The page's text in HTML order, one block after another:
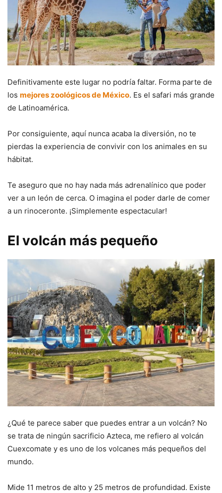
Definitivamente este lugar no podría faltar. Forma parte de
los mejores zoológicos de México. Es el safari más grande
de Latinoamérica.
Por consiguiente, aquí nunca acaba la diversión, no te
pierdas la experiencia de convivir con los animales en su
hábitat.
Te aseguro que no hay nada más adrenalínico que poder
ver a un león de cerca. O imagina el poder darle de comer
a un rinoceronte. ¡Simplemente espectacular!
El volcán más pequeño
¿Qué te parece saber que puedes entrar a un volcán? No
se trata de ningún sacrificio Azteca, me refiero al volcán
Cuexcomate y es uno de los volcanes más pequeños del
mundo.
Mide 11 metros de alto y 25 metros de profundidad. Existe